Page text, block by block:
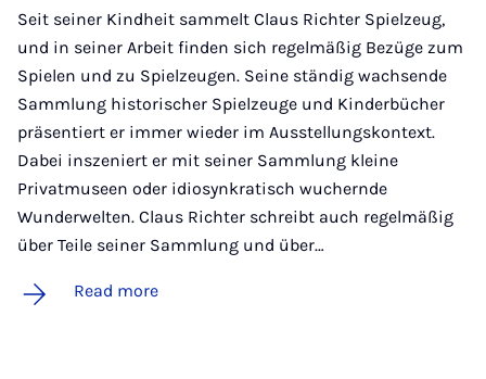
Seit seiner Kindheit sammelt Claus Richter Spielzeug,
und in seiner Arbeit finden sich regelmäßig Bezüge zum
Spielen und zu Spielzeugen. Seine ständig wachsende
Sammlung historischer Spielzeuge und Kinderbücher
präsentiert er immer wieder im Ausstellungskontext.
Dabei inszeniert er mit seiner Sammlung kleine
Privatmuseen oder idiosynkratisch wuchernde
Wunderwelten. Claus Richter schreibt auch regelmäßig
über Teile seiner Sammlung und über…
Read more